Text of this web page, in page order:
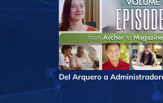
Del Arquero a